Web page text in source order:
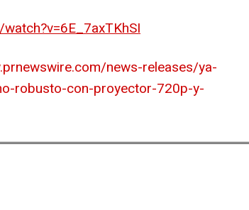
news-releases/ya-
robusto-con-proyector-720p-y-